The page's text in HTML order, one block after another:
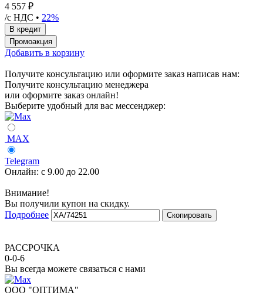
4 557 ₽
/с НДС • 22%
Добавить в корзину
Получите консультацию или оформите заказ написав нам:
Получите консультацию менеджера
или оформите заказ онлайн!
Выберите удобный для вас мессенджер:
MAX
Telegram
Онлайн: с 9.00 до 22.00
Внимание!
Вы получили купон на скидку.
Подробнее
Скопировать
РАССРОЧКА
0-0-6
Вы всегда можете связаться с нами
ООО "ОПТИМА"